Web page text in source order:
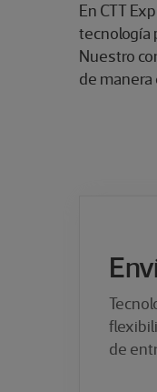
En CTT
tecnología
Nuestro
de manera
de